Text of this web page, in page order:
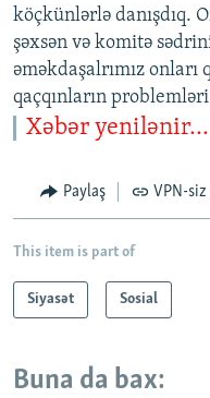
köçkünlərlə danışdıq.
şəxsən və komitə
əməkdaşalrımız
qaçqınların
Xəbər yenilənir...
Paylaş VPN-
This item is part of
Siyasət Sosial
Buna da bax: